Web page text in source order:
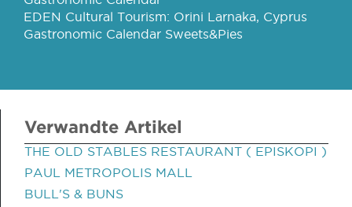
EDEN Cultural Tourism: Orini Larnaka, Cyprus
Gastronomic Calendar Sweets&Pies
Verwandte Artikel
THE OLD STABLES RESTAURANT ( EPISKOPI )
PAUL METROPOLIS MALL
BULL'S & BUNS